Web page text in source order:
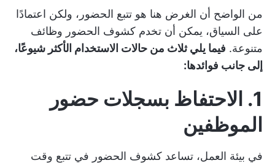
من الواضح أن الغرض هنا هو تتبع الحضور، ولكن اعتمادًا
على السياق، يمكن أن تخدم كشوف الحضور وظائف
متنوعة. فيما يلي ثلاث من حالات الاستخدام الأكثر شيوعًا،
إلى جانب فوائدها:
1. الاحتفاظ بسجلات حضور
الموظفين
في بيئة العمل، تساعد كشوف الحضور في تتبع وقت